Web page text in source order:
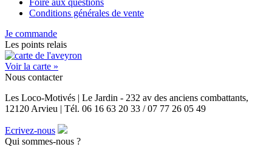
Conditions générales de vente
Je commande
Les points relais
Voir la carte »
Nous contacter
Les Loco-Motivés | Le Jardin - 232 av des anciens combattants,
12120 Arvieu | Tél. 06 16 63 20 33 / 07 77 26 05 49
Ecrivez-nous
Qui sommes-nous ?